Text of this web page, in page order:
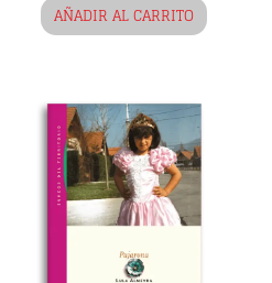
AÑADIR AL CARRITO